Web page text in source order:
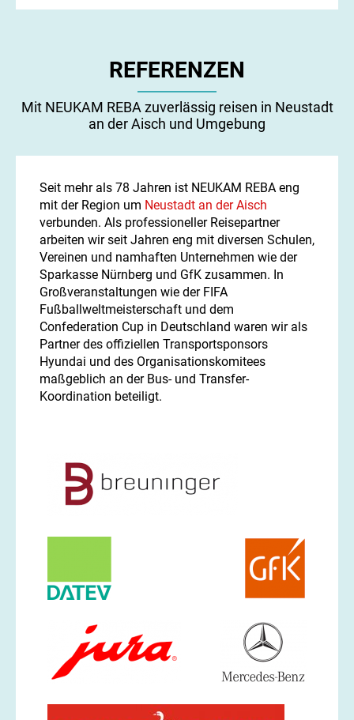
REFERENZEN
Mit NEUKAM REBA zuverlässig reisen in Neustadt
an der Aisch und Umgebung
Seit mehr als 78 Jahren ist NEUKAM REBA eng
mit der Region um Neustadt an der Aisch
verbunden. Als professioneller Reisepartner
arbeiten wir seit Jahren eng mit diversen Schulen,
Vereinen und namhaften Unternehmen wie der
Sparkasse Nürnberg und GfK zusammen. In
Großveranstaltungen wie der FIFA
Fußballweltmeisterschaft und dem
Confederation Cup in Deutschland waren wir als
Partner des offiziellen Transportsponsors
Hyundai und des Organisationskomitees
maßgeblich an der Bus- und Transfer-
Koordination beteiligt.